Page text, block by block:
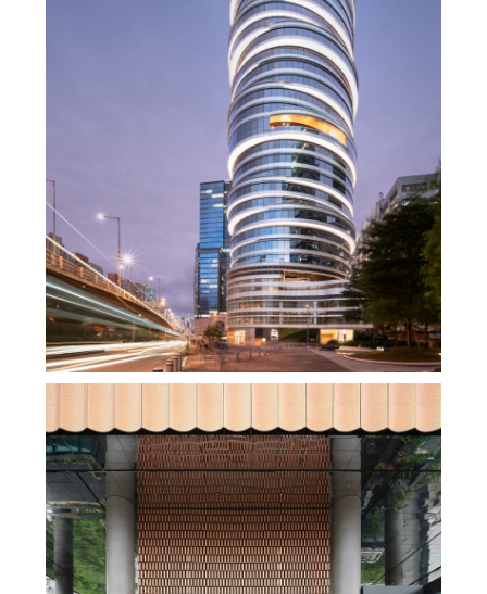
270°全海景办公，香港罗氏集团KTR350大厦，
改写观塘天际线，脚下就是维多利亚港！
建筑设计,未分类